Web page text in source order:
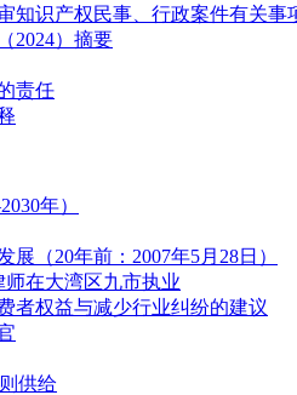
知识产权民事、行政案件有关事
2024）摘要
责任
年）
（20年前：2007年5月28日）
师在大湾区九市执业
者权益与减少行业纠纷的建议
供给